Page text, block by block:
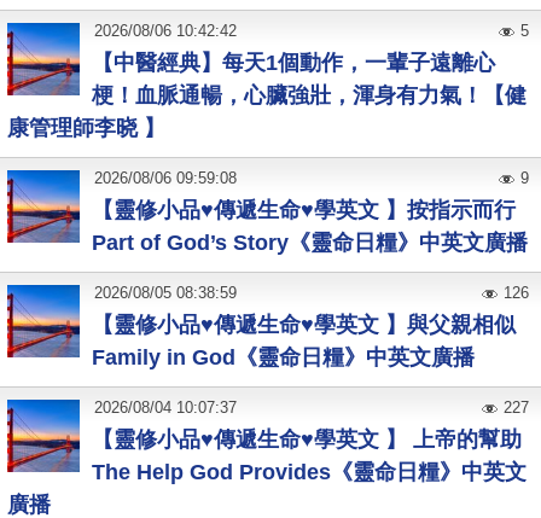
【中醫經典】每天1個動作，一輩子遠離心
梗！血脈通暢，心臟強壯，渾身有力氣！【健
康管理師李晓 】
2026/08/06 10:42:42 5
【靈修小品♥傳遞生命♥學英文 】按指示而行
Part of God’s Story《靈命日糧》中英文廣播
2026/08/06 09:59:08 9
【靈修小品♥傳遞生命♥學英文 】與父親相似
Family in God《靈命日糧》中英文廣播
2026/08/05 08:38:59 126
【靈修小品♥傳遞生命♥學英文 】 上帝的幫助
The Help God Provides《靈命日糧》中英文
廣播
2026/08/04 10:07:37 227